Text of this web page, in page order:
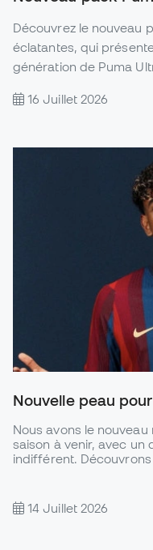
Découvrez le nouveau
éclatantes, qui
génération de Puma
16 Juillet 2026
Nouvelle peau
Nous avons le
saison à venir, avec un
indifférent.
14 Juillet 2026